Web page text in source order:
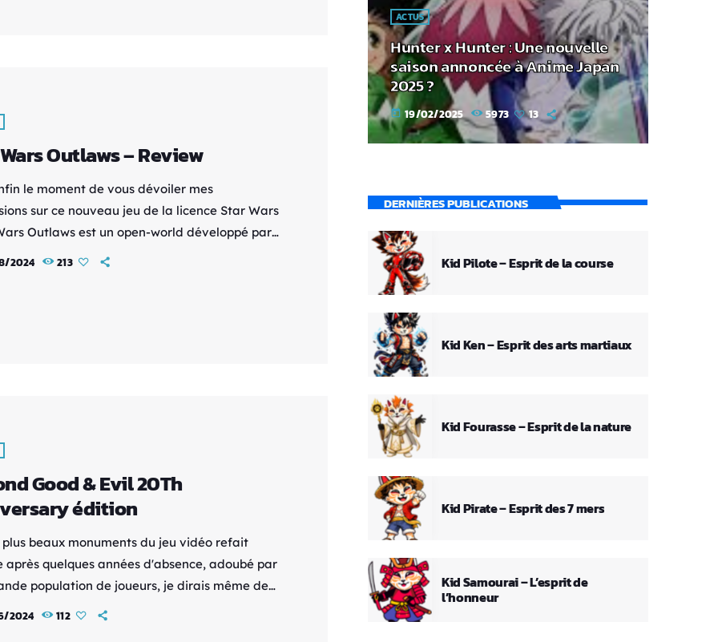
Outlaws – Review
le moment de vous dévoiler mes
sur ce nouveau jeu de la licence Star Wars
Outlaws est un open-world développé par
Entertainment et édité par le géant Ubisoft
2024 213
Good & Evil 20Th
édition
plus beaux monuments du jeu vidéo refait
après quelques années d'absence, adoubé par
population de joueurs, je dirais même de
comme moi, Jade revient dans une
2024 112
ACTUS
Hunter x Hunter : Une nouvelle
saison annoncée à Anime Japan
2025 ?
today 19/02/2025 5973 13
DERNIÈRES PUBLICATIONS
Kid Pilote – Esprit de la course
Kid Ken – Esprit des arts martiaux
Kid Fourasse – Esprit de la nature
Kid Pirate – Esprit des 7 mers
Kid Samourai – L’esprit de
l’honneur